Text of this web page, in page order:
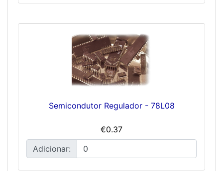
Semicondutor Regulador - 78L08
€0.37
Adicionar: